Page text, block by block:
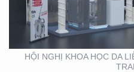
HỘI NGHỊ KHOA HỌC DA
TOÀN QUỐC NĂM 2020
TẠI CẦN THƠ (GIAN
HÀNG MINH KHƯƠNG
GROUP)